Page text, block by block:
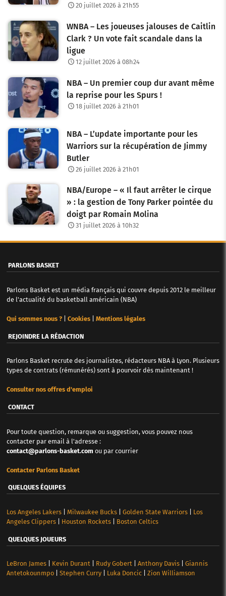
20 juillet 2026 à 21h55
WNBA – Les joueuses jalouses de Caitlin
Clark ? Un vote fait scandale dans la
ligue
12 juillet 2026 à 08h24
NBA – Un premier coup dur avant même
la reprise pour les Spurs !
18 juillet 2026 à 21h01
NBA – L’update importante pour les
Warriors sur la récupération de Jimmy
Butler
26 juillet 2026 à 21h01
NBA/Europe – « Il faut arrêter le cirque
» : la gestion de Tony Parker pointée du
doigt par Romain Molina
31 juillet 2026 à 10h32
PARLONS BASKET
Parlons Basket est un média français qui couvre depuis 2012 le meilleur
de l'actualité du basketball américain (NBA)
Qui sommes nous ?| Cookies| Mentions légales
REJOINDRE LA RÉDACTION
Parlons Basket recrute des journalistes, rédacteurs NBA à Lyon. Plusieurs
types de contrats (rémunérés) sont à pourvoir dès maintenant !
Consulter nos offres d'emploi
CONTACT
Pour toute question, remarque ou suggestion, vous pouvez nous
contacter par email à l'adresse :
contact@parlons-basket.com ou par courrier
Contacter Parlons Basket
QUELQUES ÉQUIPES
Los Angeles Lakers| Milwaukee Bucks| Golden State Warriors| Los
Angeles Clippers| Houston Rockets| Boston Celtics
QUELQUES JOUEURS
LeBron James| Kevin Durant| Rudy Gobert| Anthony Davis| Giannis
Antetokounmpo| Stephen Curry| Luka Doncic| Zion Williamson